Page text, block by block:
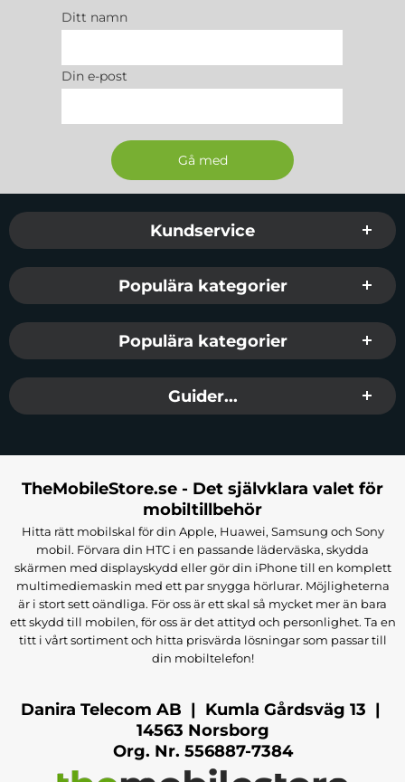
Ditt namn
Din e-post
Sidfot Blandad info och länkar
Kundservice
Populära kategorier
Populära kategorier
Guider...
TheMobileStore.se - Det självklara valet för
mobiltillbehör
Hitta rätt mobilskal för din Apple, Huawei, Samsung och Sony
mobil. Förvara din HTC i en passande läderväska, skydda
skärmen med displayskydd eller gör din iPhone till en komplett
multimediemaskin med ett par snygga hörlurar. Möjligheterna
är i stort sett oändliga. För oss är ett skal så mycket mer än bara
ett skydd till mobilen, för oss är det attityd och personlighet. Ta en
titt i vårt sortiment och hitta prisvärda lösningar som passar till
din mobiltelefon!
Danira Telecom AB | Kumla Gårdsväg 13 |
14563 Norsborg
Org. Nr. 556887-7384